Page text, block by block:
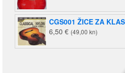
CGS001 ŽICE ZA
6,50 € (49,00 kn)